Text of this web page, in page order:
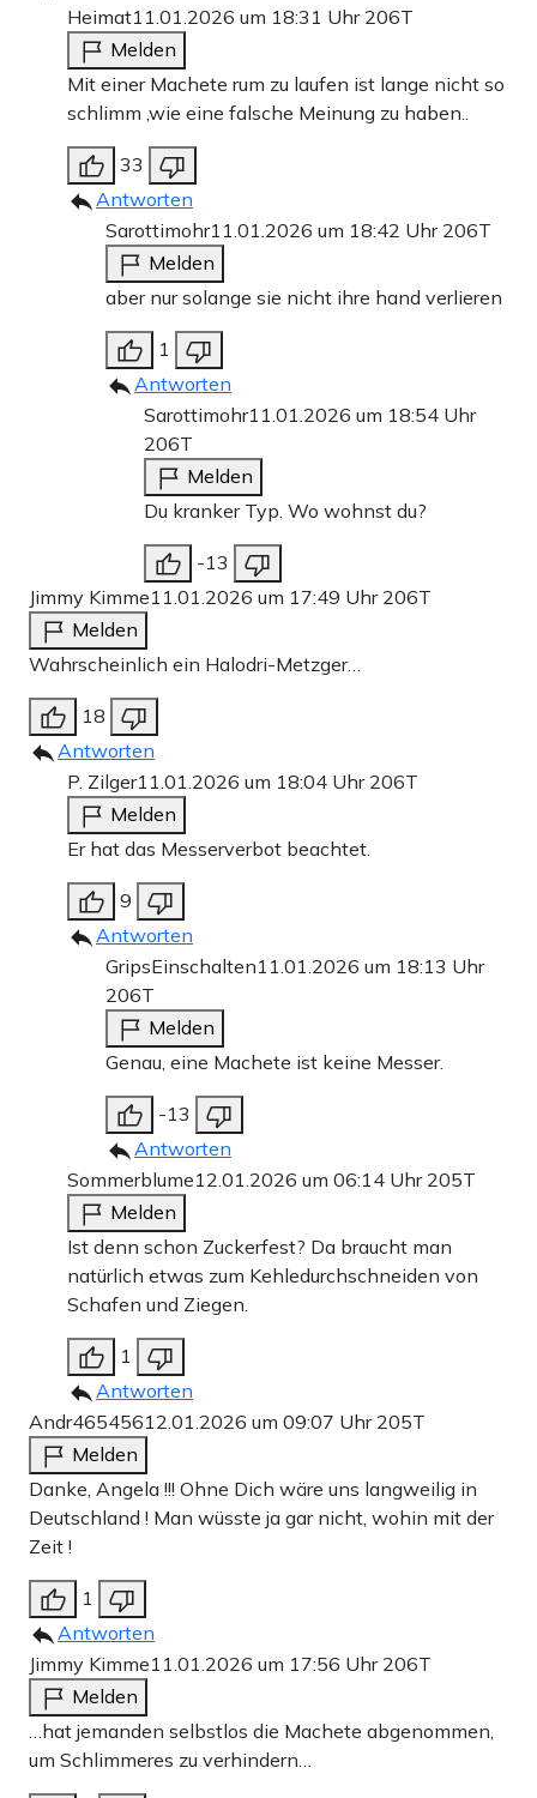
Heimat11.01.2026 um 18:31 Uhr 206T
Melden
Mit einer Machete rum zu laufen ist lange nicht so
schlimm ,wie eine falsche Meinung zu haben..
33
Antworten
Sarottimohr11.01.2026 um 18:42 Uhr 206T
Melden
aber nur solange sie nicht ihre hand verlieren
1
Antworten
Sarottimohr11.01.2026 um 18:54 Uhr
206T
Melden
Du kranker Typ. Wo wohnst du?
-13
Jimmy Kimme11.01.2026 um 17:49 Uhr 206T
Melden
Wahrscheinlich ein Halodri-Metzger…
18
Antworten
P. Zilger11.01.2026 um 18:04 Uhr 206T
Melden
Er hat das Messerverbot beachtet.
9
Antworten
GripsEinschalten11.01.2026 um 18:13 Uhr
206T
Melden
Genau, eine Machete ist keine Messer.
-13
Antworten
Sommerblume12.01.2026 um 06:14 Uhr 205T
Melden
Ist denn schon Zuckerfest? Da braucht man
natürlich etwas zum Kehledurchschneiden von
Schafen und Ziegen.
1
Antworten
Andr46545612.01.2026 um 09:07 Uhr 205T
Melden
Danke, Angela !!! Ohne Dich wäre uns langweilig in
Deutschland ! Man wüsste ja gar nicht, wohin mit der
Zeit !
1
Antworten
Jimmy Kimme11.01.2026 um 17:56 Uhr 206T
Melden
…hat jemanden selbstlos die Machete abgenommen,
um Schlimmeres zu verhindern…